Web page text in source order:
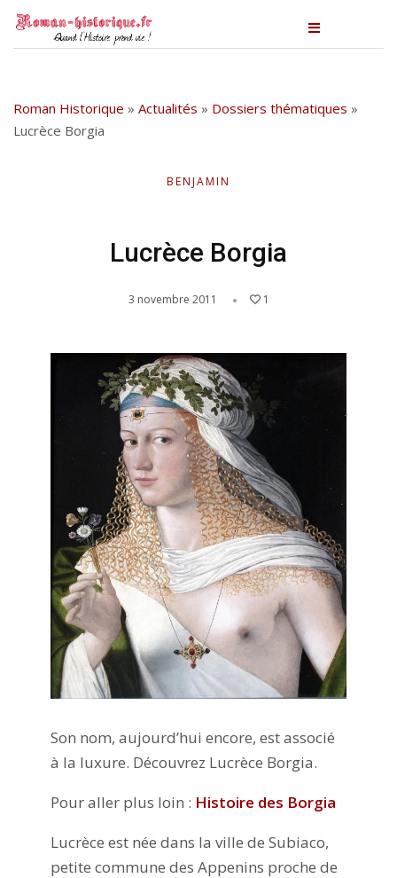
Roman Historique » Actualités » Dossiers thématiques »
Lucrèce Borgia
BENJAMIN
Lucrèce Borgia
3 novembre 2011 1
Son nom, aujourd’hui encore, est associé
à la luxure. Découvrez Lucrèce Borgia.
Pour aller plus loin : Histoire des Borgia
Lucrèce est née dans la ville de Subiaco,
petite commune des Appenins proche de